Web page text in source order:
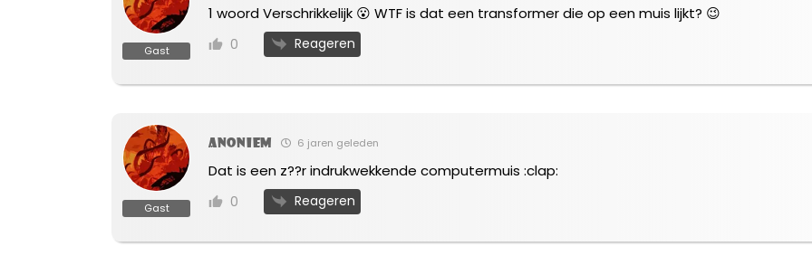
Gast
1 woord Verschrikkelijk 😮 WTF is dat een transformer die op een muis lijkt? 😉
0 Reageren
Gast
Anoniem 6 jaren geleden
Dat is een z??r indrukwekkende computermuis :clap:
0 Reageren